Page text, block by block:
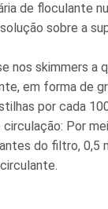
de floculante
sobre a
nos skimmers a
em forma de
por cada
Por
do filtro, 0,5